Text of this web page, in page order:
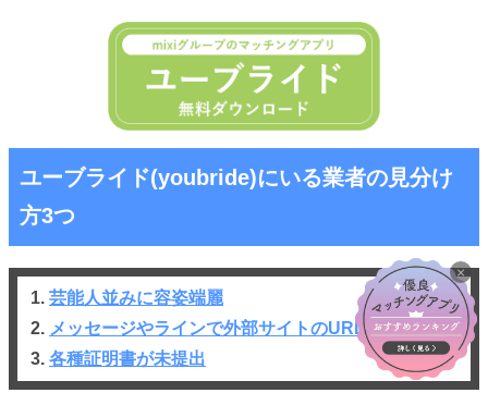
ユーブライド(youbride)にいる業者の見分け
方3つ
1. 芸能人並みに容姿端麗
2. メッセージやラインで外部サイトのURLが送られる
3. 各種証明書が未提出
×